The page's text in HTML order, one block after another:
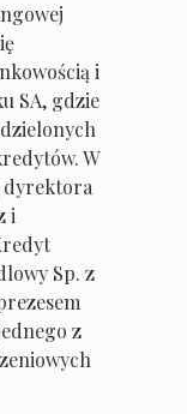
i
SA, gdzie
W
dyrektora
i
Sp. z
z